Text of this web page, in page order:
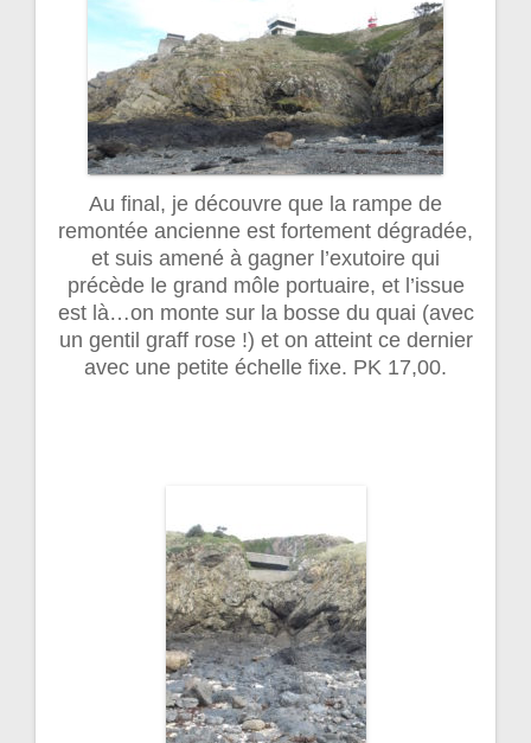
Au final, je découvre que la rampe de
remontée ancienne est fortement dégradée,
et suis amené à gagner l’exutoire qui
précède le grand môle portuaire, et l’issue
est là…on monte sur la bosse du quai (avec
un gentil graff rose !) et on atteint ce dernier
avec une petite échelle fixe. PK 17,00.